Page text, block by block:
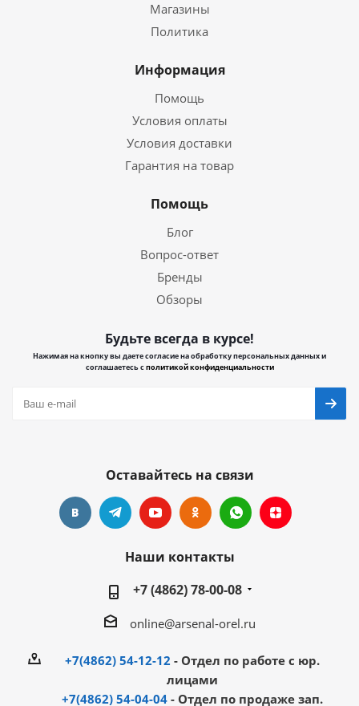
Магазины
Политика
Информация
Помощь
Условия оплаты
Условия доставки
Гарантия на товар
Помощь
Блог
Вопрос-ответ
Бренды
Обзоры
Будьте всегда в курсе!
Нажимая на кнопку вы даете согласие на обработку персональных данных и
соглашаетесь сполитикой конфиденциальности
Оставайтесь на связи
Наши контакты
+7 (4862) 78-00-08
online@arsenal-orel.ru
+7(4862) 54-12-12 - Отдел по работе с юр.
лицами
+7(4862) 54-04-04 - Отдел по продаже зап.